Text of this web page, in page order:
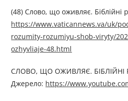
(48) Слово, що оживляє. Біблійні
https://www.vaticannews.va/uk/
rozumity-rozumiyu-shob-viryty/
ozhyvliaje-48.html
СЛОВО, ЩО ОЖИВЛЯЄ. БІБЛІЙНІ
Джерелo: https://